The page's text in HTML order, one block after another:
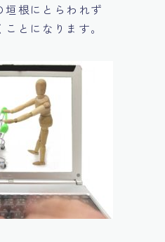
垣根にとらわれず
とになります。